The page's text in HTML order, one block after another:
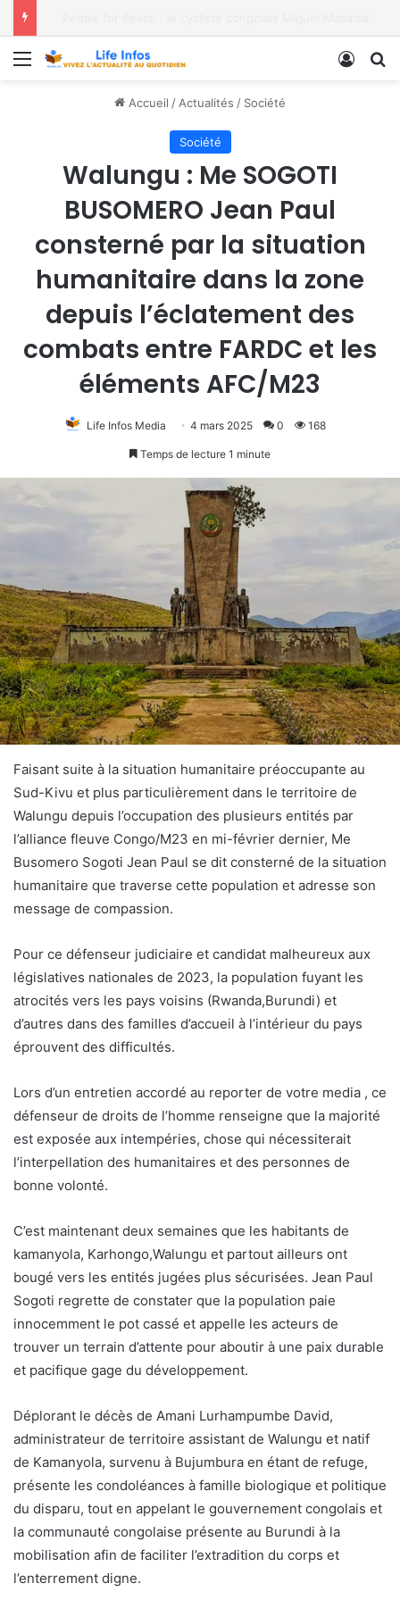
Menu
Accueil / Actualités / Société
Société
Walungu : Me SOGOTI
BUSOMERO Jean Paul
consterné par la situation
humanitaire dans la zone
depuis l’éclatement des
combats entre FARDC et les
éléments AFC/M23
Life Infos Media 4 mars 2025 0 168
Temps de lecture 1 minute
Faisant suite à la situation humanitaire préoccupante au
Sud-Kivu et plus particulièrement dans le territoire de
Walungu depuis l’occupation des plusieurs entités par
l’alliance fleuve Congo/M23 en mi-février dernier, Me
Busomero Sogoti Jean Paul se dit consterné de la situation
humanitaire que traverse cette population et adresse son
message de compassion.
Pour ce défenseur judiciaire et candidat malheureux aux
législatives nationales de 2023, la population fuyant les
atrocités vers les pays voisins (Rwanda,Burundi) et
d’autres dans des familles d’accueil à l’intérieur du pays
éprouvent des difficultés.
Lors d’un entretien accordé au reporter de votre media , ce
défenseur de droits de l’homme renseigne que la majorité
est exposée aux intempéries, chose qui nécessiterait
l’interpellation des humanitaires et des personnes de
bonne volonté.
C’est maintenant deux semaines que les habitants de
kamanyola, Karhongo,Walungu et partout ailleurs ont
bougé vers les entités jugées plus sécurisées. Jean Paul
Sogoti regrette de constater que la population paie
innocemment le pot cassé et appelle les acteurs de
trouver un terrain d’attente pour aboutir à une paix durable
et pacifique gage du développement.
Déplorant le décès de Amani Lurhampumbe David,
administrateur de territoire assistant de Walungu et natif
de Kamanyola, survenu à Bujumbura en étant de refuge,
présente les condoléances à famille biologique et politique
du disparu, tout en appelant le gouvernement congolais et
la communauté congolaise présente au Burundi à la
mobilisation afin de faciliter l’extradition du corps et
l’enterrement digne.